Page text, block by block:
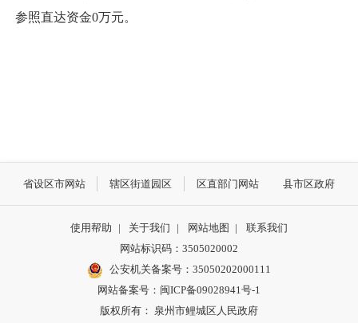
参照直达资金0万元。
省设区市网站 辖区街道园区 区直部门网站 县市区政府
使用帮助 | 关于我们 | 网站地图 |
联系我们
网站标识码：3505020002
公安机关备案号：35050202000111
网站备案号：闽ICP备09028941号-1
版权所有： 泉州市鲤城区人民政府